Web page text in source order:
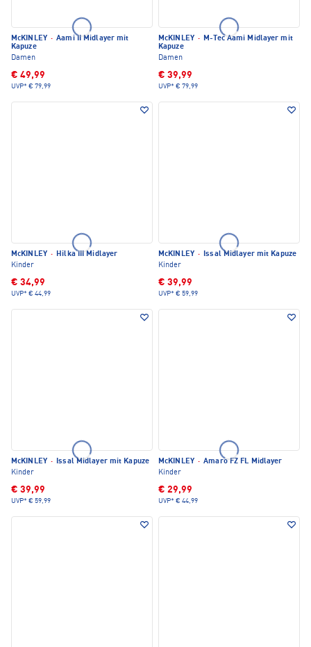
McKINLEY · Aami II Midlayer mit
Kapuze
Damen
€ 49,99
UVP* € 79,99
McKINLEY · M-Tec Aami Midlayer mit
Kapuze
Damen
€ 39,99
UVP* € 79,99
McKINLEY · Hilka III Midlayer
Kinder
€ 34,99
UVP* € 44,99
McKINLEY · Issal Midlayer mit Kapuze
Kinder
€ 39,99
UVP* € 59,99
McKINLEY · Issal Midlayer mit Kapuze
Kinder
€ 39,99
UVP* € 59,99
McKINLEY · Amaro FZ FL Midlayer
Kinder
€ 29,99
UVP* € 44,99